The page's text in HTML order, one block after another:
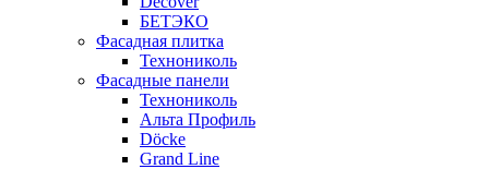
БЕТЭКО
Фасадная плитка
Технониколь
Фасадные панели
Технониколь
Альта Профиль
Döсkе
Grand Line